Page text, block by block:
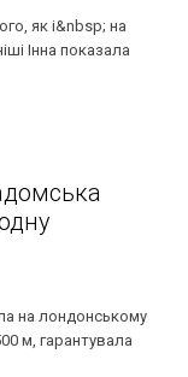
як і&nbsp; на
Інна показала
на лондонському
м, гарантувала